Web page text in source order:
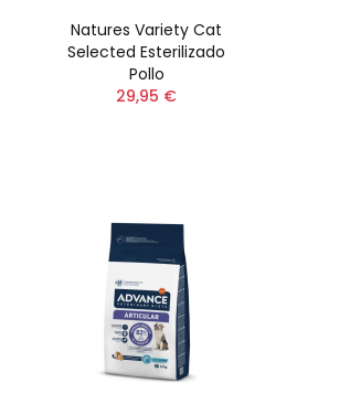
Natures Variety Cat
Selected Esterilizado
Pollo
29,95 €